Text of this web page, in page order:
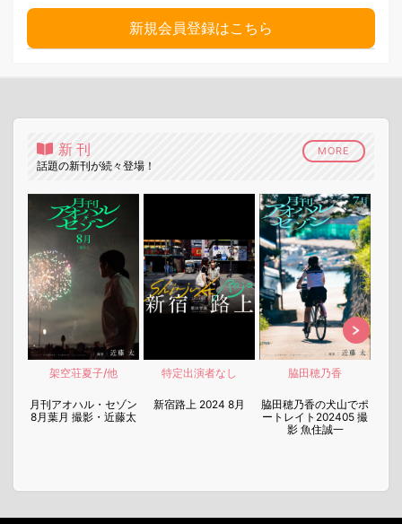
新規会員登録はこちら
新刊
話題の新刊が続々登場！
MORE
架空荘夏子/他
月刊アオハル・セゾン
8月葉月 撮影・近藤太
特定出演者なし
新宿路上 2024 8月
脇田穂乃香
脇田穂乃香の犬山でポ
ートレイト202405 撮
影 魚住誠一